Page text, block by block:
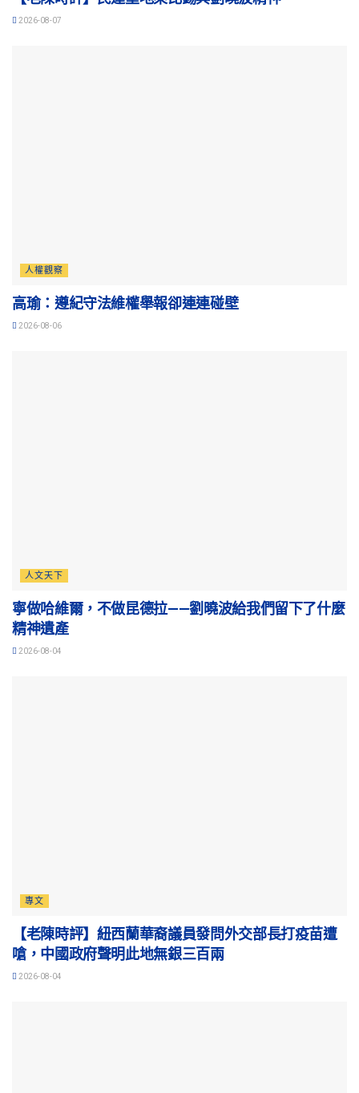
2026-08-07
人權觀察
高瑜：遵紀守法維權舉報卻連連碰壁
2026-08-06
人文天下
寧做哈維爾，不做昆德拉——劉曉波給我們留下了什麼
精神遺產
2026-08-04
專文
【老陳時評】紐西蘭華裔議員發問外交部長打疫苗遭
嗆，中國政府聲明此地無銀三百兩
2026-08-04